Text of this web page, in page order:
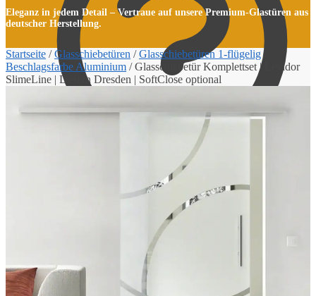
Eleganz in jedem Detail – Vertraue auf unsere Premium-Glastüren aus
deutscher Herstellung.
Startseite /Glasschiebetüren /Glasschiebetüren 1-flügelig/
Beschlagsfarbe Aluminium /Glasschiebetür Komplettset | Levidor
SlimeLine | Design Dresden | SoftClose optional